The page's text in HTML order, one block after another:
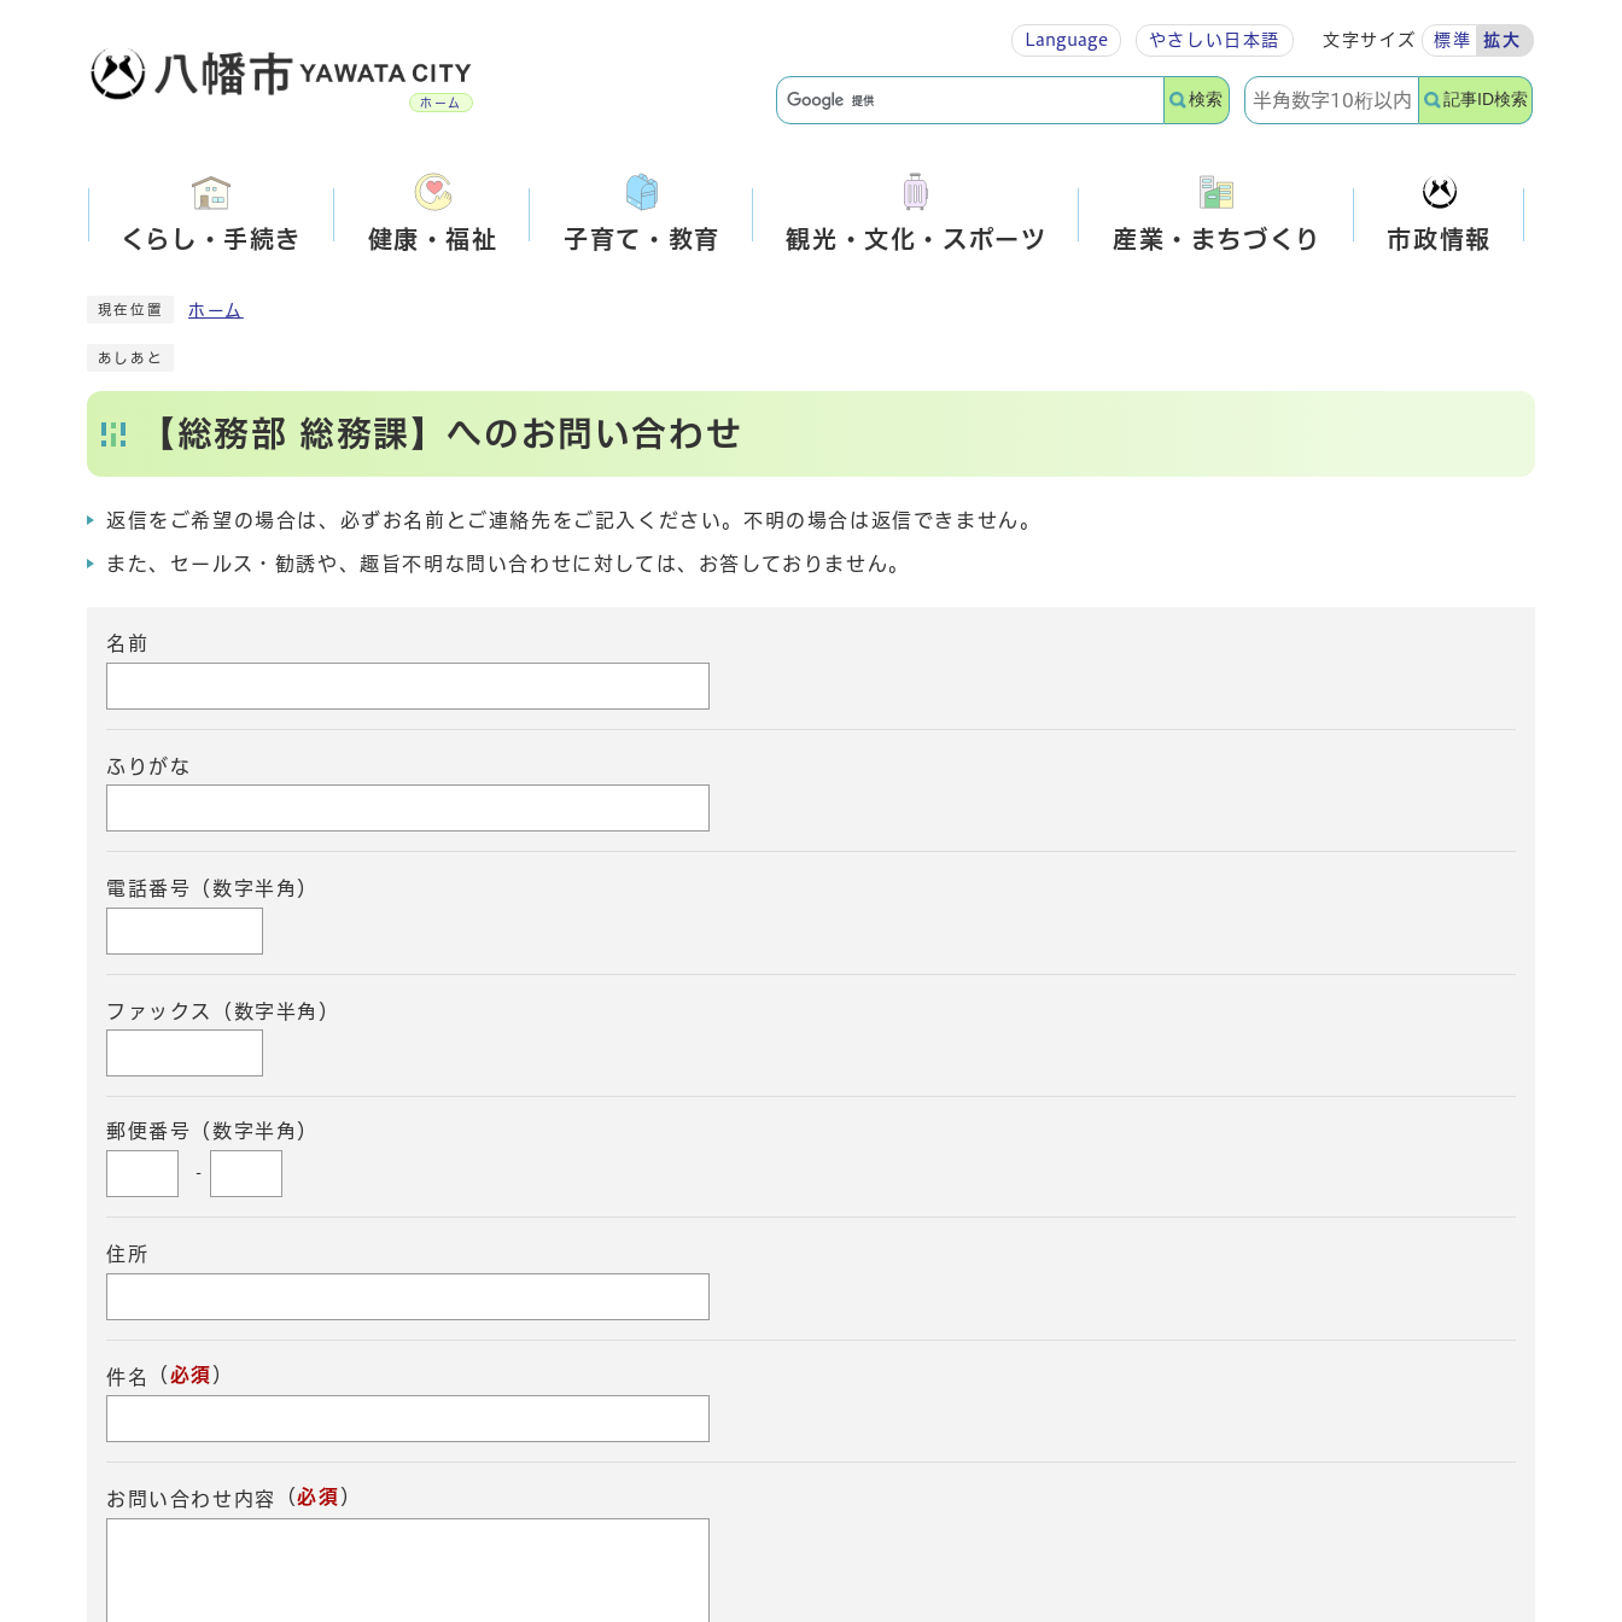
ホーム
Language やさしい 日本語 文字サイズ 標準 拡大
検索 記事ID検索
くらし・手続き 健康・福祉 子育て・教育 観光・文化・スポーツ 産業・まちづくり 市政情報
現在位置 ホーム
あしあと
【総務部 総務課】へのお問い合わせ
返信をご希望の場合は、必ずお名前とご連絡先をご記入ください。不明の場合は返信できません。
また、セールス・勧誘や、趣旨不明な問い合わせに対しては、お答しておりません。
名前
ふりがな
電話番号（数字半角）
ファックス（数字半角）
郵便番号（数字半角）
-
住所
件名 （ 必須 ）
お問い合わせ内容 （必須 ）